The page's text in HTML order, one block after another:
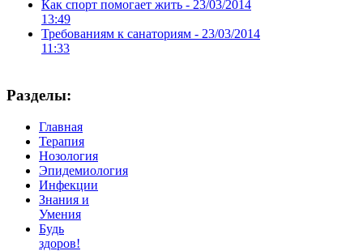
Как спорт помогает жить - 23/03/2014
13:49
Требованиям к санаториям - 23/03/2014
11:33
Разделы:
Главная
Терапия
Нозология
Эпидемиология
Инфекции
Знания и
Умения
Будь
здоров!